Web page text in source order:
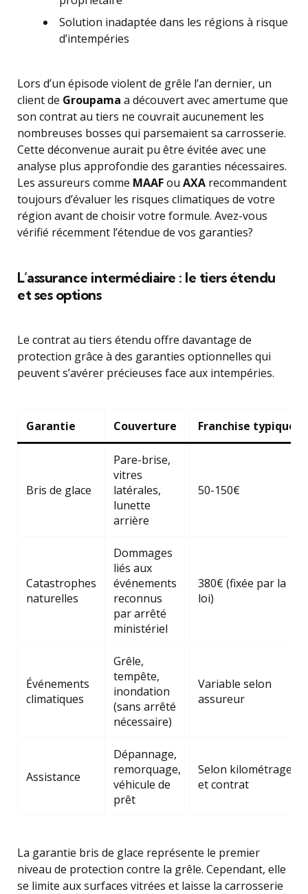
Solution inadaptée dans les régions à risque
d’intempéries
Lors d’un épisode violent de grêle l’an dernier, un
client de Groupama a découvert avec amertume que
son contrat au tiers ne couvrait aucunement les
nombreuses bosses qui parsemaient sa carrosserie.
Cette déconvenue aurait pu être évitée avec une
analyse plus approfondie des garanties nécessaires.
Les assureurs comme MAAFou AXA recommandent
toujours d’évaluer les risques climatiques de votre
région avant de choisir votre formule. Avez-vous
vérifié récemment l’étendue de vos garanties?
L’assurance intermédiaire : le tiers étendu
et ses options
Le contrat au tiers étendu offre davantage de
protection grâce à des garanties optionnelles qui
peuvent s’avérer précieuses face aux intempéries.
Garantie Couverture Franchise typique
Bris de glace
Pare-brise,
vitres
latérales,
lunette
arrière
50-150€
Catastrophes
naturelles
Dommages
liés aux
événements
reconnus
par arrêté
ministériel
380€ (fixée par la
loi)
Événements
climatiques
Grêle,
tempête,
inondation
(sans arrêté
nécessaire)
Variable selon
assureur
Assistance
Dépannage,
remorquage,
véhicule de
prêt
Selon kilométrage
et contrat
La garantie bris de glace représente le premier
niveau de protection contre la grêle. Cependant, elle
se limite aux surfaces vitrées et laisse la carrosserie